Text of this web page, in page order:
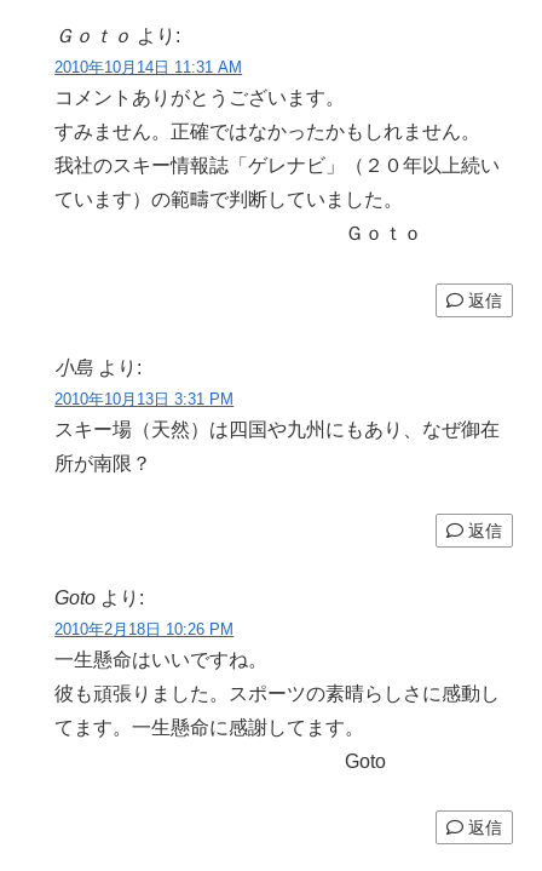
Ｇｏｔｏ より:
2010年10月14日 11:31 AM
コメントありがとうございます。
すみません。正確ではなかったかもしれません。
我社のスキー情報誌「ゲレナビ」（２０年以上続い
ています）の範疇で判断していました。
Ｇｏｔｏ
返信
小島 より:
2010年10月13日 3:31 PM
スキー場（天然）は四国や九州にもあり、なぜ御在
所が南限？
返信
Goto より:
2010年2月18日 10:26 PM
一生懸命はいいですね。
彼も頑張りました。スポーツの素晴らしさに感動し
てます。一生懸命に感謝してます。
Goto
返信